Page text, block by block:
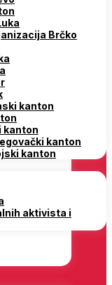
Brčko
kanton
kanton
kanton
kanton
aktivista i